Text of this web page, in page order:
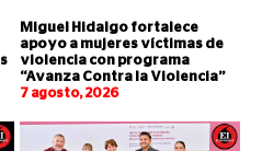
Miguel Hidalgo fortalece
apoyo a mujeres víctimas de
violencia con programa
“Avanza Contra la Violencia”
7 agosto, 2026